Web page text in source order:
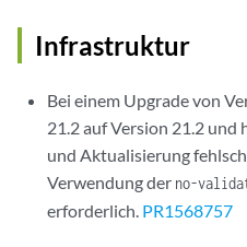
Infrastruktur
Bei einem Upgrade von
21.2 auf Version 21.2 und
und Aktualisierung
Verwendung der no-
erforderlich. PR1568757